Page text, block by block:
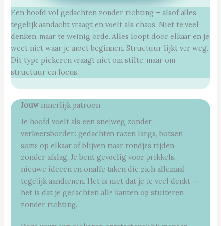
Een hoofd vol gedachten zonder richting – alsof alles
tegelijk aandacht vraagt en voelt als chaos. Niet te veel
denken, maar te weinig orde. Alles loopt door elkaar en je
weet niet waar je moet beginnen. Structuur lijkt ver weg.
Dit type piekeren vraagt niet om stilte, maar om
structuur en focus.
Jouw innerlijk patroon
Je hoofd voelt als een snelweg zonder
verkeersborden: gedachten razen langs, botsen
soms op elkaar of blijven maar rondjes rijden
zonder afslag. Je bent gevoelig voor prikkels,
nieuwe ideeën en onaffe taken die zich allemaal
tegelijk aandienen. Het is niet dat je te veel denkt —
het is dat je gedachten alle kanten op stuiteren
zonder richting.